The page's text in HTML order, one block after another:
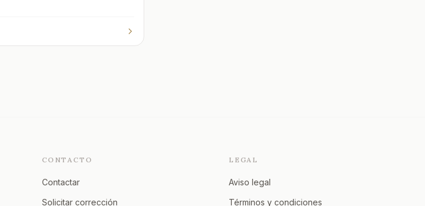
CONTACTO
Contactar
Solicitar corrección
LEGAL
Aviso legal
Términos y condiciones